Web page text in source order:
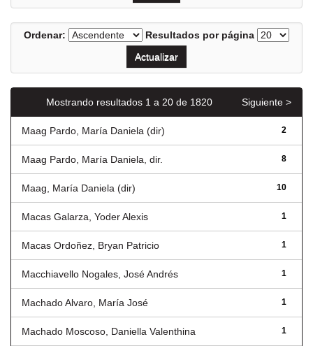
Ordenar: Resultados por página
Mostrando resultados 1 a 20 de 1820 Siguiente >
Maag Pardo, María Daniela (dir) 2
Maag Pardo, María Daniela, dir. 8
Maag, María Daniela (dir) 10
Macas Galarza, Yoder Alexis 1
Macas Ordoñez, Bryan Patricio 1
Macchiavello Nogales, José Andrés 1
Machado Alvaro, María José 1
Machado Moscoso, Daniella Valenthina 1